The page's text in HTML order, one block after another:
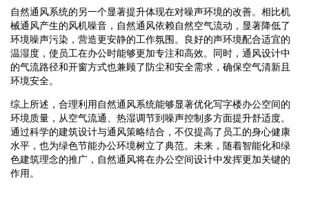
自然通风系统的另一个显著提升体现在对噪声环境的改善。相比机
械通风产生的风机噪音，自然通风依赖自然空气流动，显著降低了
环境噪声污染，营造更安静的工作氛围。良好的声环境配合适宜的
温湿度，使员工在办公时能够更加专注和高效。同时，通风设计中
的气流路径和开窗方式也兼顾了防尘和安全需求，确保空气清新且
环境安全。
综上所述，合理利用自然通风系统能够显著优化写字楼办公空间的
环境质量，从空气流通、热湿调节到噪声控制多方面提升舒适度。
通过科学的建筑设计与通风策略结合，不仅提高了员工的身心健康
水平，也为绿色节能办公环境树立了典范。未来，随着智能化和绿
色建筑理念的推广，自然通风将在办公空间设计中发挥更加关键的
作用。